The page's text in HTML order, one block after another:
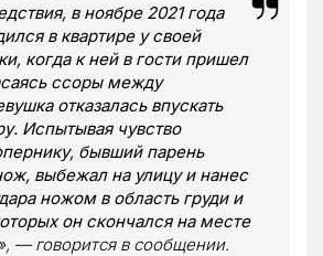
в ноябре 2021 года
в квартире у своей
когда к ней в гости пришел
ссоры между
отказалась впускать
Испытывая чувство
бывший парень
выбежал на улицу и нанес
ножом в область груди и
он скончался на месте
— говорится в сообщении.